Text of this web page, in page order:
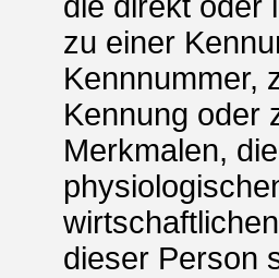
zu einer
Kennnummer,
Kennung oder
Merkmalen,
dieser Person